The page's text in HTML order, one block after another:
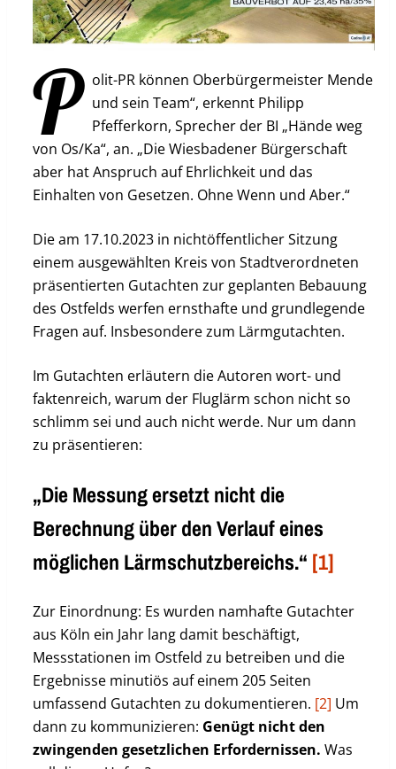
P olit-PR können Oberbürgermeister Mende
und sein Team“, erkennt Philipp
Pfefferkorn, Sprecher der BI „Hände weg
von Os/Ka“, an. „Die Wiesbadener Bürgerschaft
aber hat Anspruch auf Ehrlichkeit und das
Einhalten von Gesetzen. Ohne Wenn und Aber.“
Die am 17.10.2023 in nichtöffentlicher Sitzung
einem ausgewählten Kreis von Stadtverordneten
präsentierten Gutachten zur geplanten Bebauung
des Ostfelds werfen ernsthafte und grundlegende
Fragen auf. Insbesondere zum Lärmgutachten.
Im Gutachten erläutern die Autoren wort- und
faktenreich, warum der Fluglärm schon nicht so
schlimm sei und auch nicht werde. Nur um dann
zu präsentieren:
„Die Messung ersetzt nicht die
Berechnung über den Verlauf eines
möglichen Lärmschutzbereichs.“ [1]
Zur Einordnung: Es wurden namhafte Gutachter
aus Köln ein Jahr lang damit beschäftigt,
Messstationen im Ostfeld zu betreiben und die
Ergebnisse minutiös auf einem 205 Seiten
umfassend Gutachten zu dokumentieren. [2] Um
dann zu kommunizieren: Genügt nicht den
zwingenden gesetzlichen Erfordernissen. Was